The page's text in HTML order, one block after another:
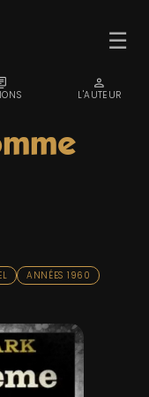
☰
ANNÉES 1960
PERSON
L'AUTEUR